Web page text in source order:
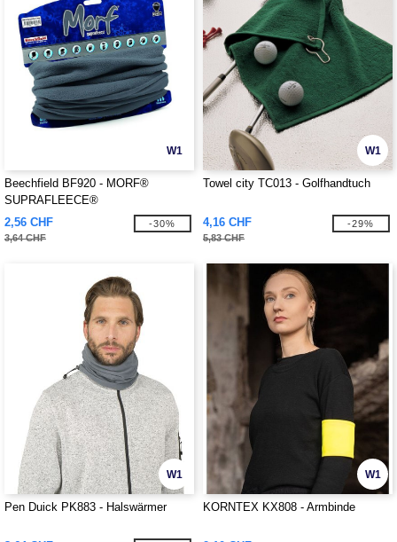
W1
Beechfield BF920 - MORF®
SUPRAFLEECE®
2,56 CHF
3,64 CHF
-30%
W1
Towel city TC013 - Golfhandtuch
4,16 CHF
5,83 CHF
-29%
W1
Pen Duick PK883 - Halswärmer
W1
KORNTEX KX808 - Armbinde